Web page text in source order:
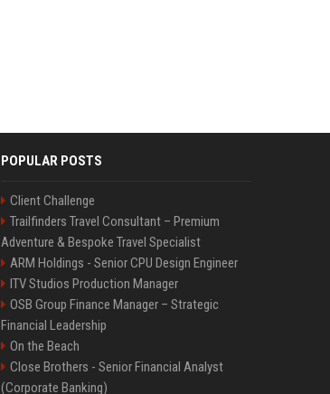
POPULAR POSTS
Client Challenge
Trailfinders Travel Consultant – Premium
Adventure & Bespoke Travel Specialist
ARM Holdings - Senior CPU Design Engineer
ITV Studios Production Manager
OSB Group Finance Manager – Strategic
Financial Leadership
On the Beach
Close Brothers - Senior Financial Analyst
(Corporate Banking)